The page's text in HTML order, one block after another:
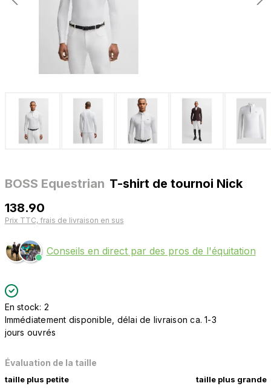
BOSS Equestrian T-shirt de tournoi Nick
138.90
Prix TTC, frais de livraison en sus
Conseils en direct par des pros de l'équitation
En stock: 2
Immédiatement disponible, délai de livraison ca. 1-3
jours ouvrés
Évaluation de la taille
taille plus petite taille plus grande